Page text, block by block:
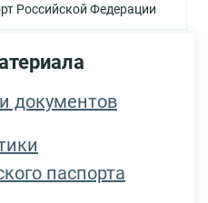
Российской Федерации
документов
паспорта